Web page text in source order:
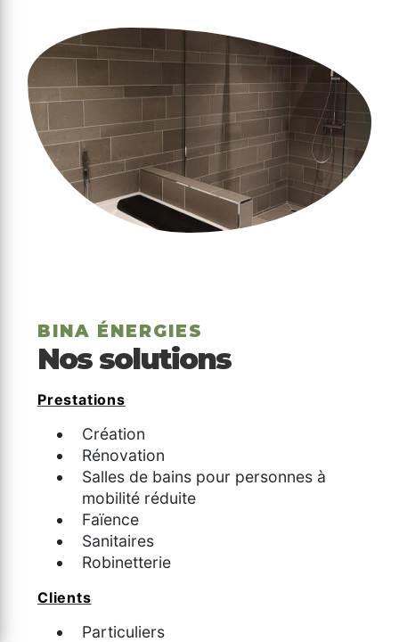
BINA ÉNERGIES
Nos solutions
Prestations
Création
Rénovation
Salles de bains pour personnes à
mobilité réduite
Faïence
Sanitaires
Robinetterie
Clients
Particuliers